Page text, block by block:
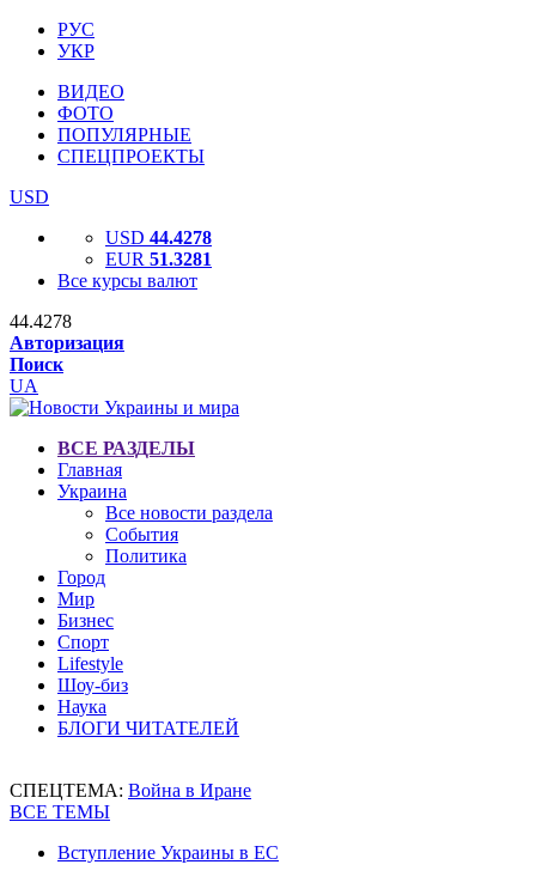
РУС
УКР
ВИДЕО
ФОТО
ПОПУЛЯРНЫЕ
СПЕЦПРОЕКТЫ
USD
USD 44.4278
EUR 51.3281
Все курсы валют
44.4278
Авторизация
Поиск
UA
ВСЕ РАЗДЕЛЫ
Главная
Украина
Все новости раздела
События
Политика
Город
Мир
Бизнес
Спорт
Lifestyle
Шоу-биз
Наука
БЛОГИ ЧИТАТЕЛЕЙ
СПЕЦТЕМА: Война в Иране
ВСЕ ТЕМЫ
Вступление Украины в ЕС